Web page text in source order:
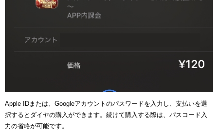
Apple IDまたは、Googleアカウントのパスワードを入力し、支払いを選
択するとダイヤの購入ができます。続けて購入する際は、パスコード入
力の省略が可能です。